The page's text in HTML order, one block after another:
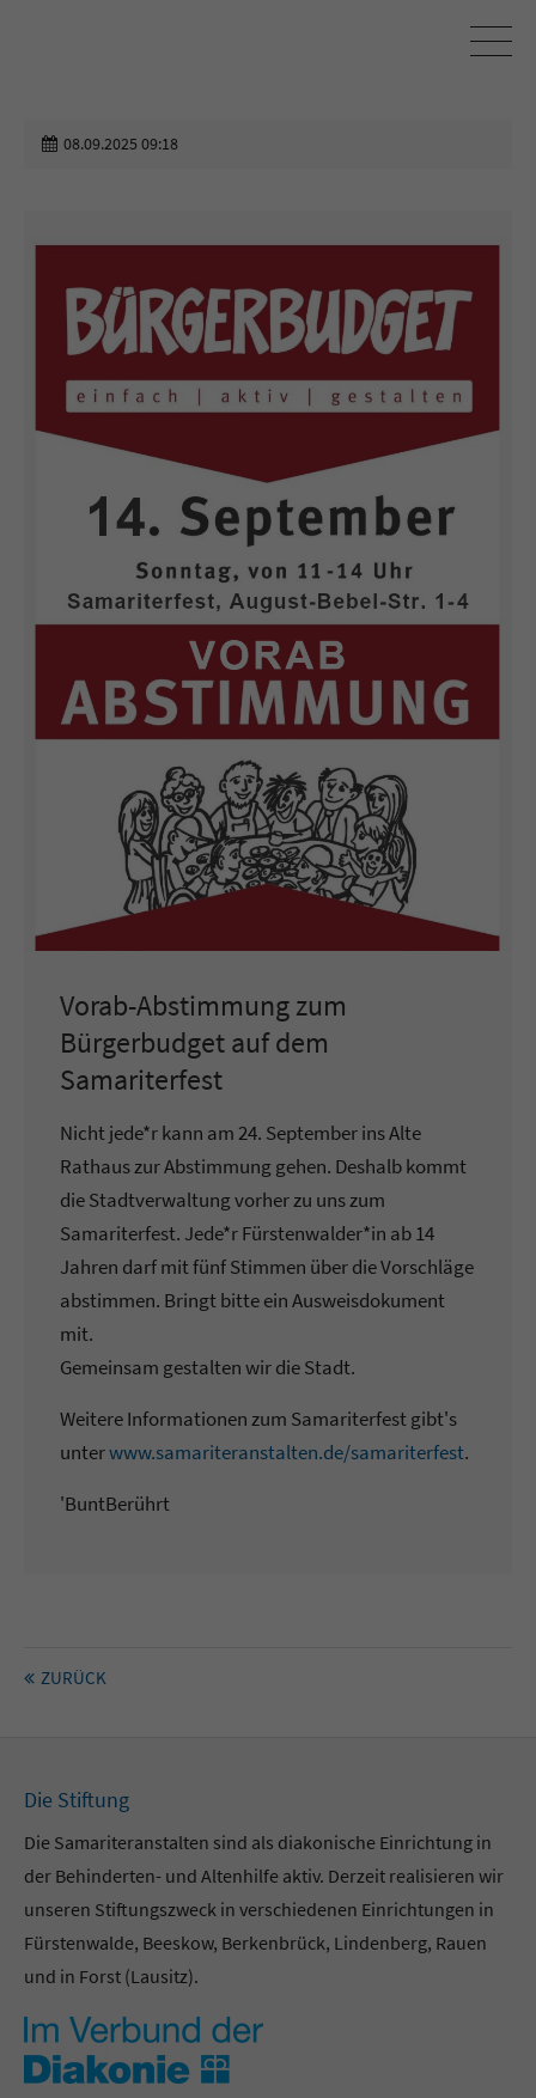
08.09.2025 09:18
Vorab-Abstimmung zum
Bürgerbudget auf dem
Samariterfest
Nicht jede*r kann am 24. September ins Alte
Rathaus zur Abstimmung gehen. Deshalb kommt
die Stadtverwaltung vorher zu uns zum
Samariterfest. Jede*r Fürstenwalder*in ab 14
Jahren darf mit fünf Stimmen über die Vorschläge
abstimmen. Bringt bitte ein Ausweisdokument
mit.
Gemeinsam gestalten wir die Stadt.
Weitere Informationen zum Samariterfest gibt's
unterwww.samariteranstalten.de/samariterfest.
'BuntBerührt
ZURÜCK
Die Stiftung
Die Samariteranstalten sind als diakonische Einrichtung in
der Behinderten- und Altenhilfe aktiv. Derzeit realisieren wir
unseren Stiftungszweck in verschiedenen Einrichtungen in
Fürstenwalde, Beeskow, Berkenbrück, Lindenberg, Rauen
und in Forst (Lausitz).